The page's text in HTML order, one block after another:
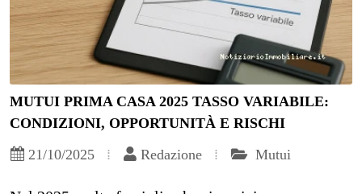
MUTUI PRIMA CASA 2025 TASSO VARIABILE:
CONDIZIONI, OPPORTUNITÀ E RISCHI
21/10/2025
Redazione Mutui